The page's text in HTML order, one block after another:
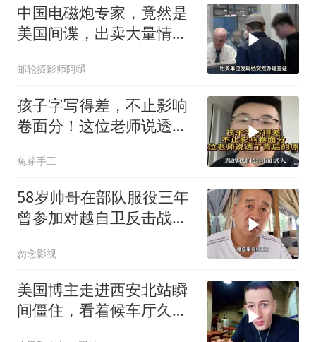
中国电磁炮专家，竟然是
美国间谍，出卖大量情
邮轮摄影师阿嗵
孩子字写得差，不止影响
卷面分！这位老师说透了
兔芽手工
58岁帅哥在部队服役三年
曾参加对越自卫反击战讲
勿念影视
美国博主走进西安北站瞬
间僵住，看着候车厅久久